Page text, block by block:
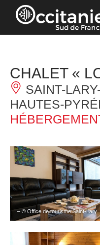
Panneau de gestion des
CHALET «
SAINT-
HAUTES-
– © Office de tourisme Saint-Lary